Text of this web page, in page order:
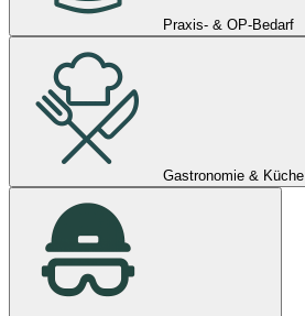
Praxis- & OP-Bedarf
Gastronomie & Küche